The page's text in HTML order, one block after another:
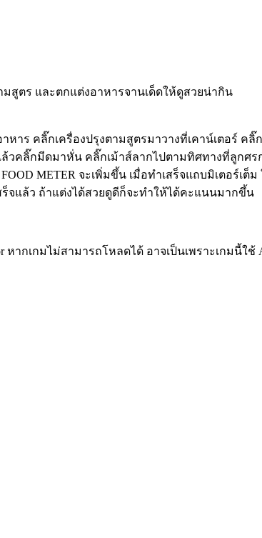
สูตร และตกแต่งอาหารจานเด็ดให้ดูสวยน่ากิน
าหาร คลิ๊กเครื่องปรุงตามสูตรมาวางที่เคาน์เตอร์
วคลิ๊กมีดมาหั่น คลิ๊กเม้าส์ลากไปตามทิศทางที่ลูกศ
METER จะเพิ่มขึ้น เมื่อทำเสร็จแถบมิเตอร์
ร็จแล้ว ถ้าแต่งได้สวยดูดีก็จะทำให้ได้คะแนนมากขึ้น
หากเกมไม่สามารถโหลดได้ อาจเป็นเพราะเกมนี้ใช้